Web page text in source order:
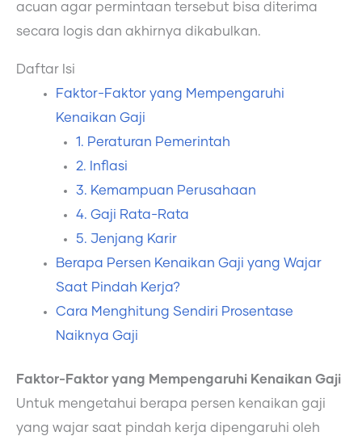
acuan agar permintaan tersebut bisa diterima
secara logis dan akhirnya dikabulkan.
Daftar Isi
Faktor-Faktor yang Mempengaruhi
Kenaikan Gaji
1. Peraturan Pemerintah
2. Inflasi
3. Kemampuan Perusahaan
4. Gaji Rata-Rata
5. Jenjang Karir
Berapa Persen Kenaikan Gaji yang Wajar
Saat Pindah Kerja?
Cara Menghitung Sendiri Prosentase
Naiknya Gaji
Faktor-Faktor yang Mempengaruhi Kenaikan Gaji
Untuk mengetahui berapa persen kenaikan gaji
yang wajar saat pindah kerja dipengaruhi oleh